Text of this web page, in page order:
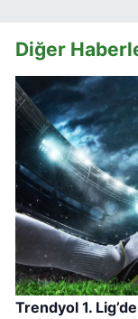
Diğer
Trendyol 1.